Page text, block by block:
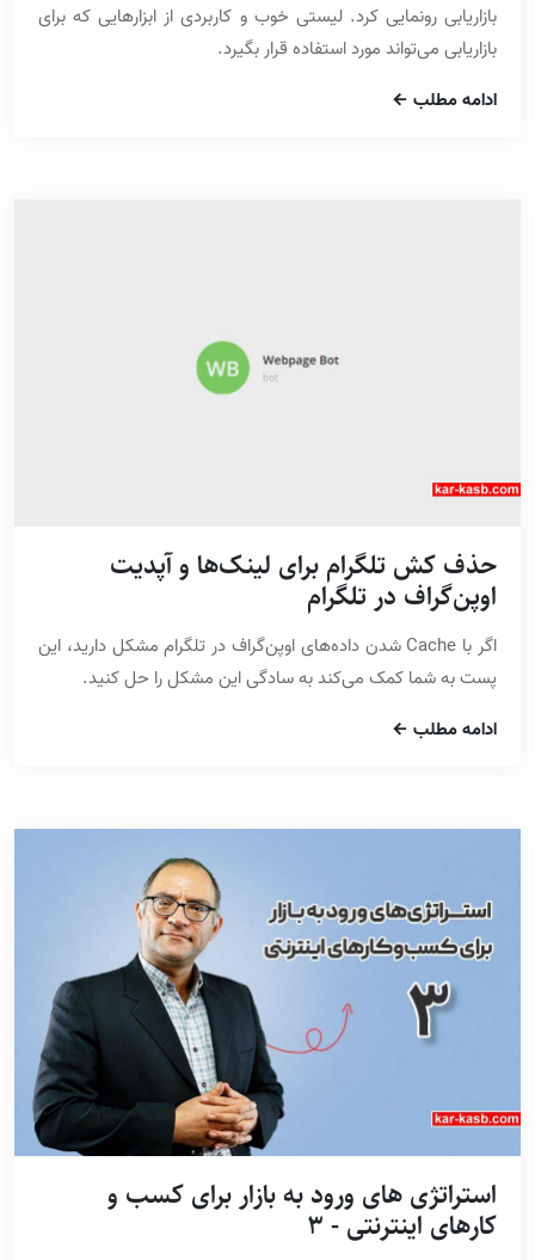
بازاریابی رونمایی کرد. لیستی خوب و کاربردی از ابزارهایی که برای
بازاریابی می‌تواند مورد استفاده قرار بگیرد.
ادامه مطلب
حذف کش تلگرام برای لینک‌ها و آپدیت
اوپن‌گراف در تلگرام
اگر با Cache شدن داده‌های اوپن‌گراف در تلگرام مشکل دارید، این
پست به شما کمک می‌کند به سادگی این مشکل را حل کنید.
ادامه مطلب
استراتژی های ورود به بازار برای کسب و
کارهای اینترنتی - 3